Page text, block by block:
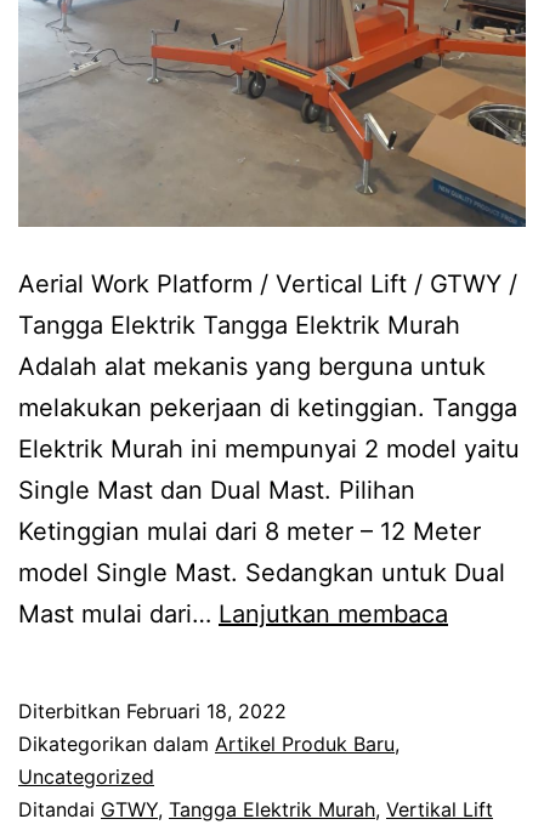
Aerial Work Platform / Vertical Lift / GTWY /
Tangga Elektrik Tangga Elektrik Murah
Adalah alat mekanis yang berguna untuk
melakukan pekerjaan di ketinggian. Tangga
Elektrik Murah ini mempunyai 2 model yaitu
Single Mast dan Dual Mast. Pilihan
Ketinggian mulai dari 8 meter – 12 Meter
model Single Mast. Sedangkan untuk Dual
Mast mulai dari… Lanjutkan membaca
Work
Diterbitkan Februari 18, 2022
Dikategorikan dalam Artikel Produk Baru,
Uncategorized
Ditandai GTWY, Tangga Elektrik Murah, Vertikal Lift